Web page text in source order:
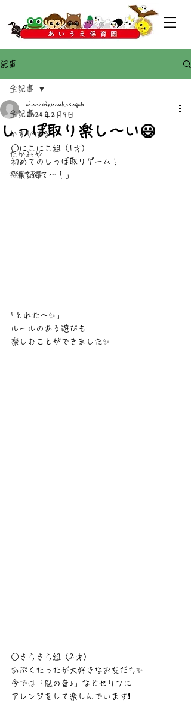
記事
全記事
かすがばる
たかみや
特集記事
全記事
しっぽ取り楽し〜い😃
aiuehoikuenkasugab
2024年2月9日
○にこにこ組（1才）
初めてのしっぽ取りゲーム！
｢待て待て〜！｣
｢とれた〜✨️｣
ルールのある遊びも
楽しむことができました✨️
○きらきら組（2才）
あぶくたったが大好きなお友だち✨
今では「風の音♪」などセリフに
アレンジをして楽しんでいます❗